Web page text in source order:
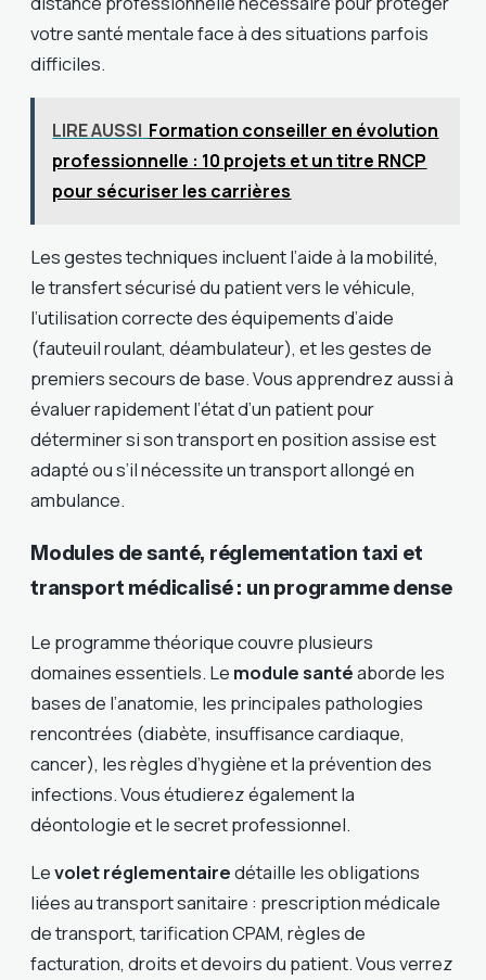
votre santé mentale face à des situations parfois
difficiles.
LIRE AUSSI Formation conseiller en évolution
professionnelle : 10 projets et un titre RNCP
pour sécuriser les carrières
Les gestes techniques incluent l’aide à la mobilité,
le transfert sécurisé du patient vers le véhicule,
l’utilisation correcte des équipements d’aide
(fauteuil roulant, déambulateur), et les gestes de
premiers secours de base. Vous apprendrez aussi à
évaluer rapidement l’état d’un patient pour
déterminer si son transport en position assise est
adapté ou s’il nécessite un transport allongé en
ambulance.
Modules de santé, réglementation taxi et
transport médicalisé : un programme dense
Le programme théorique couvre plusieurs
domaines essentiels. Le module santéaborde les
bases de l’anatomie, les principales pathologies
rencontrées (diabète, insuffisance cardiaque,
cancer), les règles d’hygiène et la prévention des
infections. Vous étudierez également la
déontologie et le secret professionnel.
Levolet réglementairedétaille les obligations
liées au transport sanitaire : prescription médicale
de transport, tarification CPAM, règles de
facturation, droits et devoirs du patient. Vous verrez